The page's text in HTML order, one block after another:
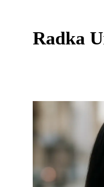
Radka